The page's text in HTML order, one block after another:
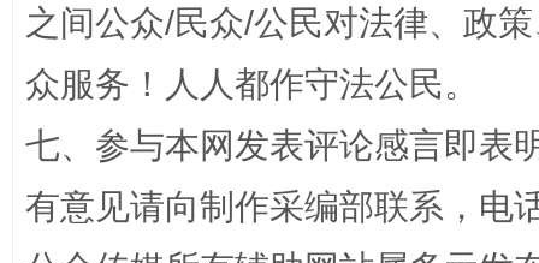
“蜀中异人”王建安的艺术幻境
之间公众/民众/公民对法律、政
众服务！人人都作守法公民。
七、参与本网发表评论感言即表
有意见请向制作采编部联系，电